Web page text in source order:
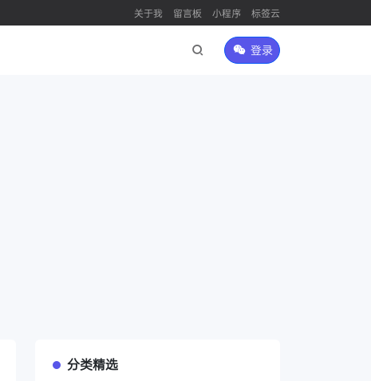
关于我 留言板 小程序 标签云
登录
分类精选